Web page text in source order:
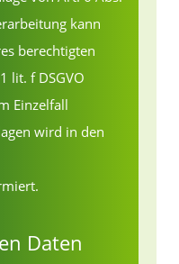
kann
berechtigten
lit. f DSGVO
Einzelfall
wird in den
Daten